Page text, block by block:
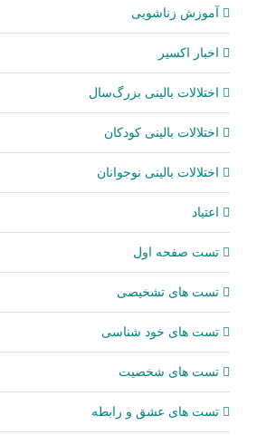
آموزش زناشویی
اخبار اکسیر
اختلالات بالینی بزرگ‌سال
اختلالات بالینی کودکان
اختلالات بالینی نوجوانان
اعتیاد
تست صفحه اول
تست های تشخیصی
تست های خود شناسی
تست های شخصیت
تست های عشق و رابطه